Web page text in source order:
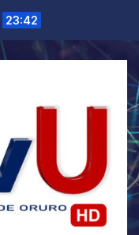
23:42